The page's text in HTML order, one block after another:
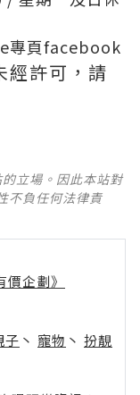
專頁facebook
經許可，請
立場。因此本站對
不負任何法律責
企劃》
子 丶 寵物 丶 扮靚